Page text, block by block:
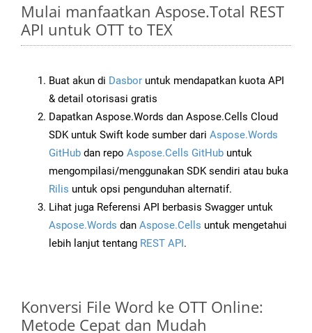
Mulai manfaatkan Aspose.Total REST
API untuk OTT to TEX
Buat akun di Dasbor untuk mendapatkan kuota API
& detail otorisasi gratis
Dapatkan Aspose.Words dan Aspose.Cells Cloud
SDK untuk Swift kode sumber dari Aspose.Words
GitHub dan repo Aspose.Cells GitHub untuk
mengompilasi/menggunakan SDK sendiri atau buka
Rilis untuk opsi pengunduhan alternatif.
Lihat juga Referensi API berbasis Swagger untuk
Aspose.Words dan Aspose.Cells untuk mengetahui
lebih lanjut tentang REST API.
Konversi File Word ke OTT Online:
Metode Cepat dan Mudah